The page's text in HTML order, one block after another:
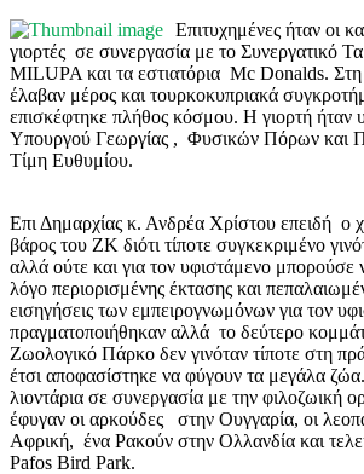
Επιτυχημένες ήταν οι
γιορτές σε συνεργασία με το Συνεργατικό
ΜΙLUPA και τα εστιατόρια Mc Donalds. Στη
έλαβαν μέρος και τουρκοκυπριακά
επισκέφτηκε πλήθος κόσμου. Η γιορτή ήταν
Υπουργού Γεωργίας , Φυσικών Πόρων και
Τίμη Ευθυμίου.
Επι Δημαρχίας κ. Ανδρέα Χρίστου επειδή ο
βάρος του ΖΚ διότι τίποτε συγκεκριμένο
αλλά ούτε και για τον υφιστάμενο μπορούσε
λόγο περιορισμένης έκτασης και
εισηγήσεις των εμπειρογνωμόνων για τον
πραγματοποιήθηκαν αλλά το δεύτερο
Ζωολογικό Πάρκο δεν γινόταν τίποτε στη
έτσι αποφασίστηκε να φύγουν τα μεγάλα
λιοντάρια σε συνεργασία με την φιλοζωική
έφυγαν οι αρκούδες στην Ουγγαρία, οι
Αφρική, ένα Ρακούν στην Ολλανδία και
Pafos Bird Park.